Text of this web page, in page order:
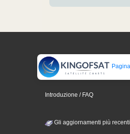
Introduzione / FAQ
Gli aggiornamenti più